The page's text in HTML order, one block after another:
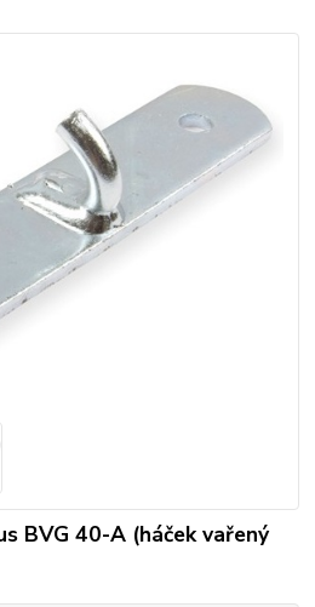
BVG 40-A (háček vařený